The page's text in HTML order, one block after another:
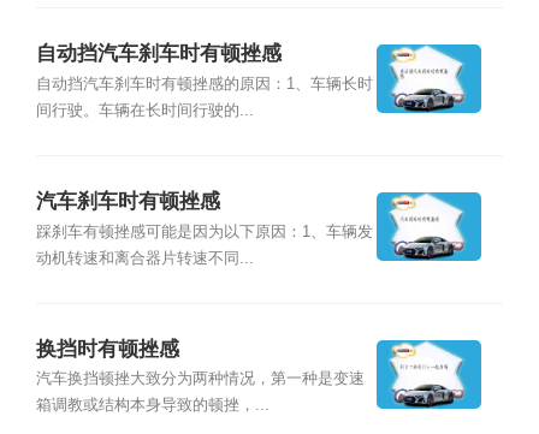
自动挡汽车刹车时有顿挫感
自动挡汽车刹车时有顿挫感的原因：1、车辆长时
间行驶。车辆在长时间行驶的...
汽车刹车时有顿挫感
踩刹车有顿挫感可能是因为以下原因：1、车辆发
动机转速和离合器片转速不同...
换挡时有顿挫感
汽车换挡顿挫大致分为两种情况，第一种是变速
箱调教或结构本身导致的顿挫，...